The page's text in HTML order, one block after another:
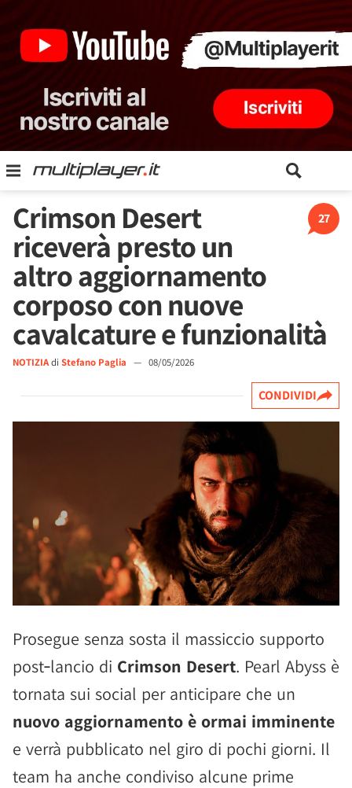
27
Crimson Desert
riceverà presto un
altro aggiornamento
corposo con nuove
cavalcature e funzionalità
NOTIZIAdi Stefano Paglia — 08/05/2026
CONDIVIDI
Prosegue senza sosta il massiccio supporto
post‑lancio di Crimson Desert. Pearl Abyss è
tornata sui social per anticipare che un
nuovo aggiornamento è ormai imminente
e verrà pubblicato nel giro di pochi giorni. Il
team ha anche condiviso alcune prime